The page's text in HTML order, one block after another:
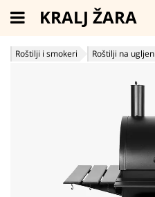
KRALJ ŽARA
Roštilji i smokeri Roštilji na ugljen